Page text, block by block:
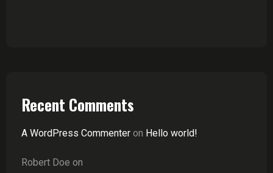
Recent Comments
A WordPress Commenter on Hello world!
Robert Doe on